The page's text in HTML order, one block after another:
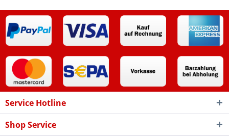
Service Hotline
Shop Service